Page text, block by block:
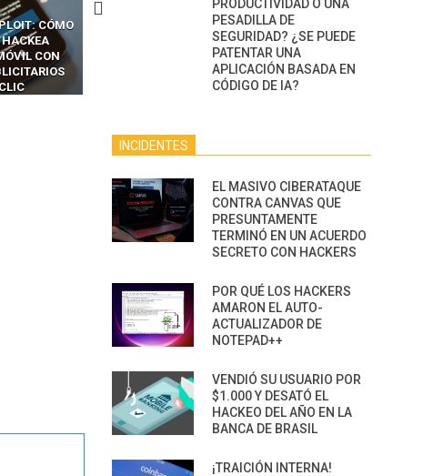
CÓMO
HACKEA
CON
CÓMO LOS HACKERS
INTERCEPTAN OTPS Y
LLAMADAS MÓVILES SIN
‘HACKEAR’ — EL INCREÍBLE
PODER DE LOS SIM BOXES”
RIDÍCULAMENTE
PARA HACKEAR Y
NAVEGADORES DE IA
PRODUCTIVIDAD O UNA
PESADILLA DE
SEGURIDAD? ¿SE PUEDE
PATENTAR UNA
APLICACIÓN BASADA EN
CÓDIGO DE IA?
INCIDENTES
EL MASIVO CIBERATAQUE
CONTRA CANVAS QUE
PRESUNTAMENTE
TERMINÓ EN UN ACUERDO
SECRETO CON HACKERS
POR QUÉ LOS HACKERS
AMARON EL AUTO-
ACTUALIZADOR DE
NOTEPAD++
VENDIÓ SU USUARIO POR
$1.000 Y DESATÓ EL
HACKEO DEL AÑO EN LA
BANCA DE BRASIL
¡TRAICIÓN INTERNA!